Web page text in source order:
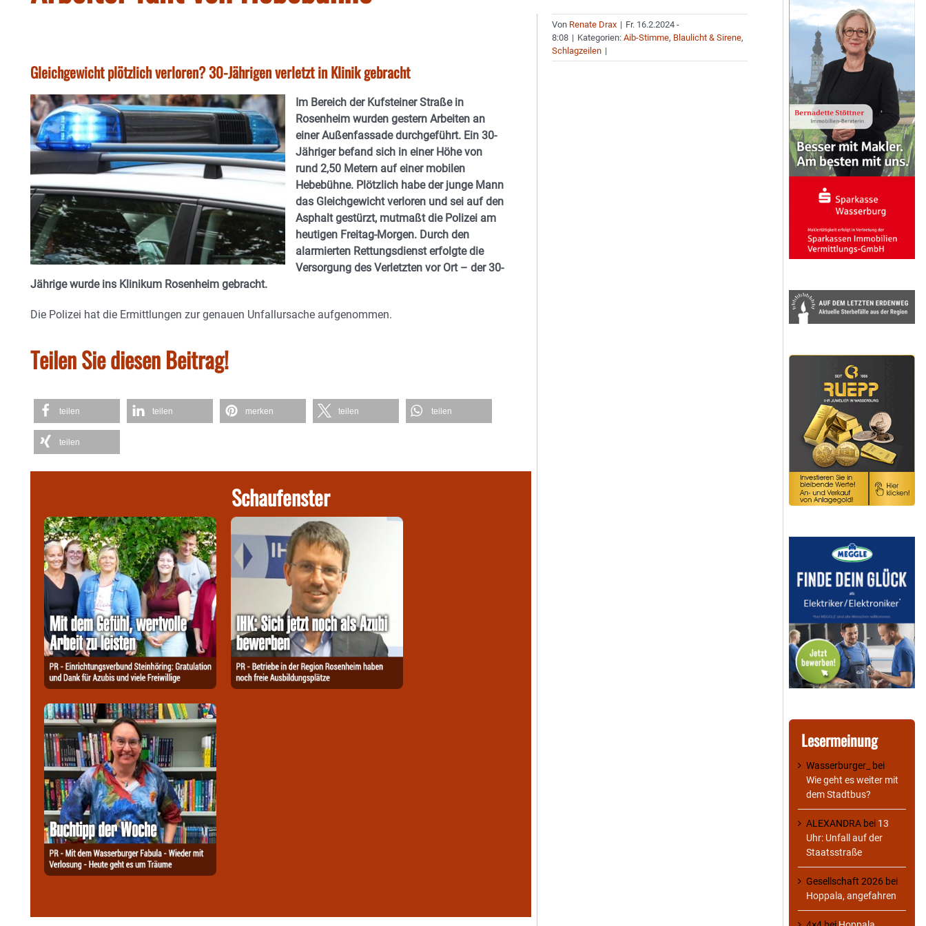
Gleichgewicht plötzlich verloren? 30-Jährigen verletzt in Klinik gebracht
Im Bereich der Kufsteiner Straße in
Rosenheim wurden gestern Arbeiten an
einer Außenfassade durchgeführt. Ein 30-
Jähriger befand sich in einer Höhe von
rund 2,50 Metern auf einer mobilen
Hebebühne. Plötzlich habe der junge Mann
das Gleichgewicht verloren und sei auf den
Asphalt gestürzt, mutmaßt die Polizei am
heutigen Freitag-Morgen. Durch den
alarmierten Rettungsdienst erfolgte die
Versorgung des Verletzten vor Ort – der 30-
Jährige wurde ins Klinikum Rosenheim gebracht.
Die Polizei hat die Ermittlungen zur genauen Unfallursache aufgenommen.
Teilen Sie diesen Beitrag!
teilen teilen merken teilen teilen
teilen
Schaufenster
Von Renate Drax | Fr. 16.2.2024 -
8:08 | Kategorien:Aib-Stimme, Blaulicht & Sirene,
Schlagzeilen |
Lesermeinung
Wasserburger_
bei
Wie geht es weiter mit
dem Stadtbus?
ALEXANDRA bei 13
Uhr: Unfall auf der
Staatsstraße
Gesellschaft 2026 bei
Hoppala, angefahren